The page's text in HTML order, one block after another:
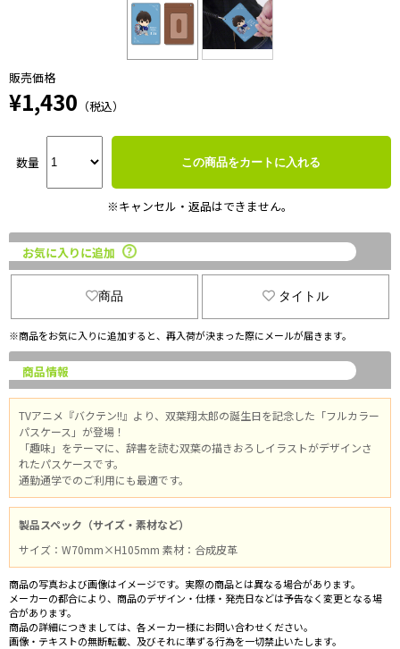
販売価格
¥1,430 （税込）
数量 この商品をカートに入れる
※キャンセル・返品はできません。
お気に入りに追加
商品 タイトル
※商品をお気に入りに追加すると、再入荷が決まった際にメールが届きます。
商品情報
TVアニメ『バクテン!!』より、双葉翔太郎の誕生日を記念した「フルカラー
パスケース」が登場！
「趣味」をテーマに、辞書を読む双葉の描きおろしイラストがデザインさ
れたパスケースです。
通勤通学でのご利用にも最適です。
製品スペック（サイズ・素材など）
サイズ：W70mm×H105mm 素材：合成皮革
商品の写真および画像はイメージです。実際の商品とは異なる場合があります。
メーカーの都合により、商品のデザイン・仕様・発売日などは予告なく変更となる場
合があります。
商品の詳細につきましては、各メーカー様にお問い合わせください。
画像・テキストの無断転載、及びそれに準ずる行為を一切禁止いたします。